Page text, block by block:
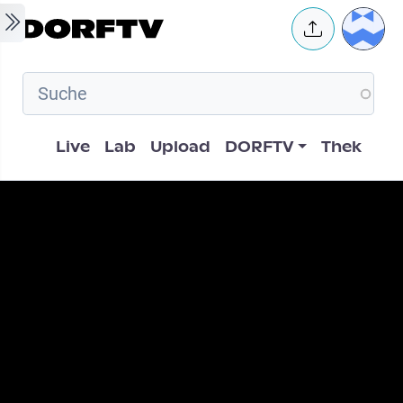
Skip to main content User
Hauptnavigation
Live Lab Upload DORFTV Thek